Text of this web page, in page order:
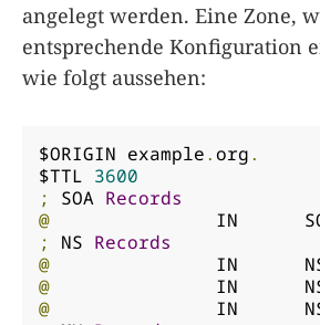
angelegt werden. Eine Zone,
entsprechende Konfiguration
wie folgt aussehen:
$ORIGIN example.org.
$TTL 3600
;
SOA Records
@
;
NS Records
@
@
@